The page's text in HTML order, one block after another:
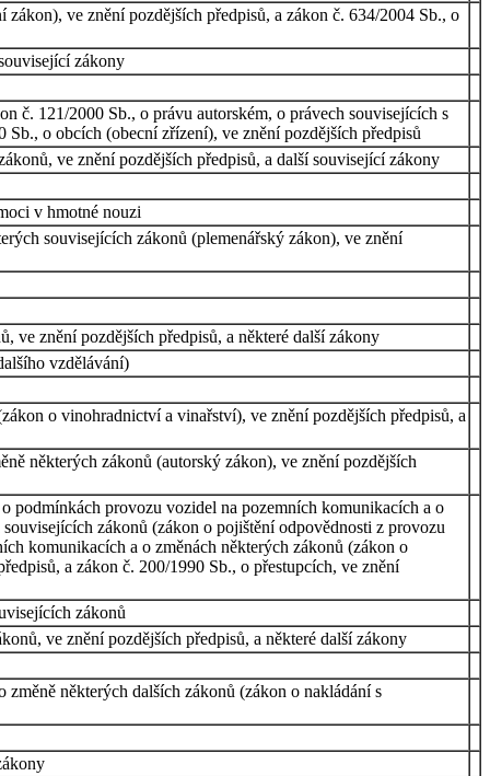
ve znění pozdějších předpisů, a zákon č. 634/2004 Sb., o
zákony
č. 121/2000 Sb., o právu autorském, o právech souvisejících s
o obcích (obecní zřízení), ve znění pozdějších předpisů
ve znění pozdějších předpisů, a další související zákony
v hmotné nouzi
souvisejících zákonů (plemenářský zákon), ve znění
ve znění pozdějších předpisů, a některé další zákony
vzdělávání)
o vinohradnictví a vinařství), ve znění pozdějších předpisů, a
některých zákonů (autorský zákon), ve znění pozdějších
podmínkách provozu vozidel na pozemních komunikacích a o
zákonů (zákon o pojištění odpovědnosti z provozu
komunikacích a o změnách některých zákonů (zákon o
a zákon č. 200/1990 Sb., o přestupcích, ve znění
zákonů
ve znění pozdějších předpisů, a některé další zákony
některých dalších zákonů (zákon o nakládání s